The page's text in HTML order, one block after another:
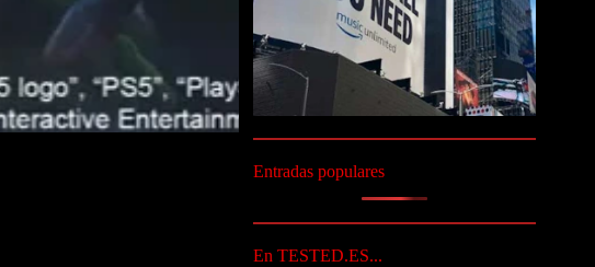
Entradas populares
En TESTED.ES...